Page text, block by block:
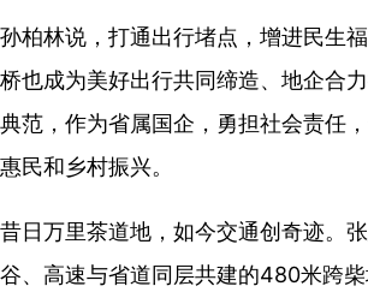
孙柏林说，打通出行堵点，增进民生
桥也成为美好出行共同缔造、地企合
典范，作为省属国企，勇担社会责任
惠民和乡村振兴。
昔日万里茶道地，如今交通创奇迹。
谷、高速与省道同层共建的480米跨